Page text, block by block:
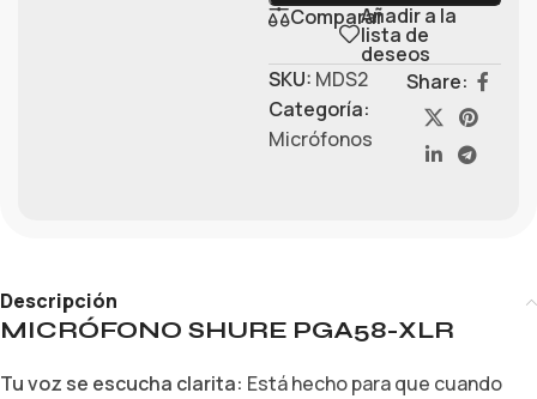
CompararAñadir a la
lista de
deseos
SKU: MDS2
Categoría:
Micrófonos
Share:
Descripción
MICRÓFONO SHURE PGA58-XLR
Tu voz se escucha clarita: Está hecho para que cuando